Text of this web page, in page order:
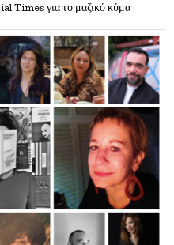
Times για το μαζικό κύμα